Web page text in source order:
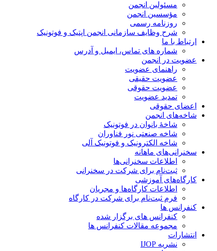
مسئولین انجمن
مؤسسین انجمن
روزنامه رسمی
شرح وظایف سازمانی انجمن اپتیک و فوتونیک
ارتباط با ما
شماره های تماس، ایمیل و آدرس
عضویت در انجمن
راهنمای عضویت
عضویت حقیقی
عضویت حقوقی
تمدید عضویت
اعضای حقوقی
شاخه‌های انجمن
شاخۀ بانوان در فوتونیک
شاخه صنعتی نور فناوران
شاخه‌ الکترونیک و فوتونیک آلی
سخنرانی‌های ماهانه
اطلاعات سخنرانی‌‌ها
ثبت‌نام برای شرکت در سخنرانی
کارگاه‌های آموزشی
اطلاعات کارگاه‌ها و مجریان
فرم ثبت‌نام برای شرکت در کارگاه
کنفرانس ها
کنفرانس های برگزار شده
مجموعه مقالات کنفرانس ها
انتشارات
نشریه IJOP